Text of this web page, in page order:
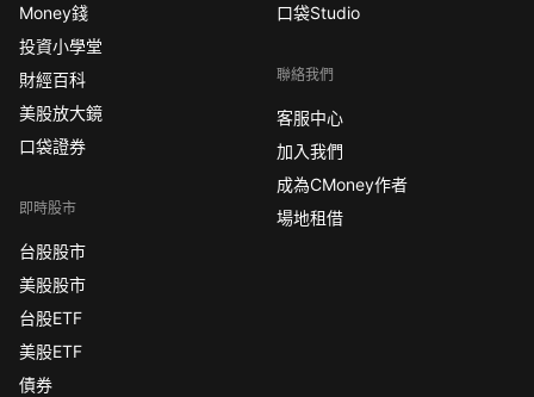
Money錢
投資小學堂
財經百科
美股放大鏡
口袋證券
即時股市
台股股市
美股股市
台股ETF
美股ETF
債券
口袋Studio
聯絡我們
客服中心
加入我們
成為CMoney作者
場地租借